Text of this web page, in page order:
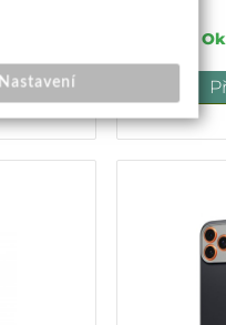
Nastavení